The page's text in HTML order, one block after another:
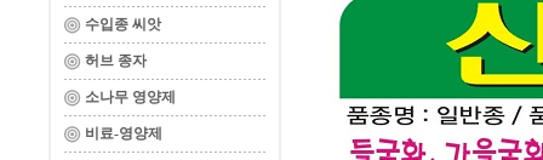
수입종 씨앗
허브 종자
소나무 영양제
비료-영양제